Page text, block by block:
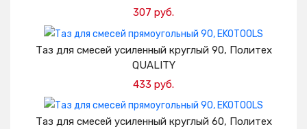
307 руб.
Добавить в корзину
Таз для смесей усиленный круглый 90, Политех
QUALITY
433 руб.
Добавить в корзину
Таз для смесей усиленный круглый 60, Политех